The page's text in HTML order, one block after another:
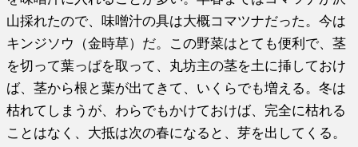
山採れたので、味噌汁の具は大概コマツナだった。今は
キンジソウ（金時草）だ。この野菜はとても便利で、茎
を切って葉っぱを取って、丸坊主の茎を土に挿しておけ
ば、茎から根と葉が出てきて、いくらでも増える。冬は
枯れてしまうが、わらでもかけておけば、完全に枯れる
ことはなく、大抵は次の春になると、芽を出してくる。